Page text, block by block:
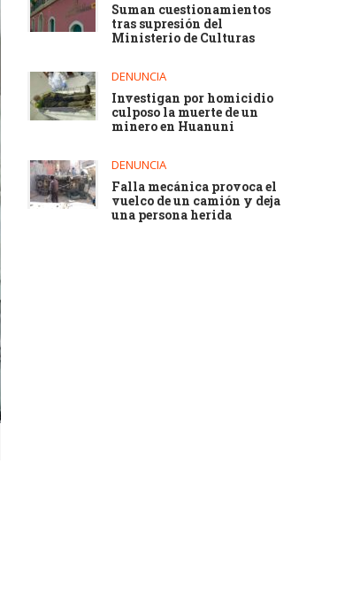
Suman cuestionamientos
tras supresión del
Ministerio de Culturas
DENUNCIA
Investigan por homicidio
culposo la muerte de un
minero en Huanuni
DENUNCIA
Falla mecánica provoca el
vuelco de un camión y deja
una persona herida